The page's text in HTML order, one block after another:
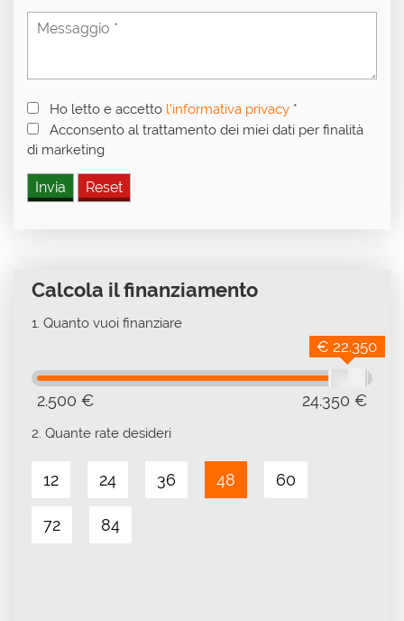
Ho letto e accetto l'informativa privacy *
Acconsento al trattamento dei miei dati per finalità
di marketing
Calcola il finanziamento
1. Quanto vuoi finanziare
2.500 € 24.350 €
€ 22.350
2. Quante rate desideri
12 24 36 48 60
72 84